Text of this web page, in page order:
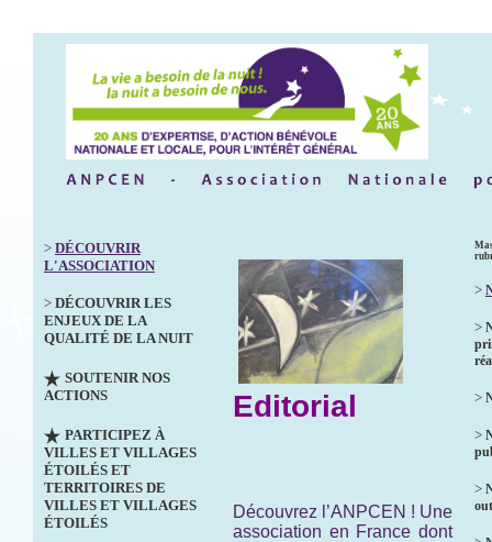
> DÉCOUVRIR
L'ASSOCIATION
> DÉCOUVRIR LES
ENJEUX DE LA
QUALITÉ DE LA NUIT
SOUTENIR NOS
ACTIONS
PARTICIPEZ À
VILLES ET VILLAGES
ÉTOILÉS ET
TERRITOIRES DE
VILLES ET VILLAGES
ÉTOILÉS
Editorial
Découvrez l’ANPCEN ! Une
association en France dont
>
>
>
>
>